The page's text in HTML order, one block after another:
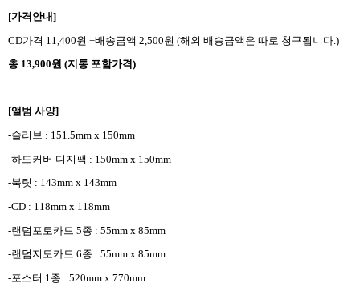
[가격안내]
CD가격 11,400원 +배송금액 2,500원 (해외 배송금액은 따로 청구됩니다 .)
총 13,900원 (지통 포함가격)
[앨범 사양]
-슬리브 : 151.5mm x 150mm
-하드커버 디지팩 : 150mm x 150mm
-북릿 : 143mm x 143mm
-CD : 118mm x 118mm
-랜덤포토카드 5종 : 55mm x 85mm
-랜덤지도카드 6종 : 55mm x 85mm
-포스터 1종 : 520mm x 770mm